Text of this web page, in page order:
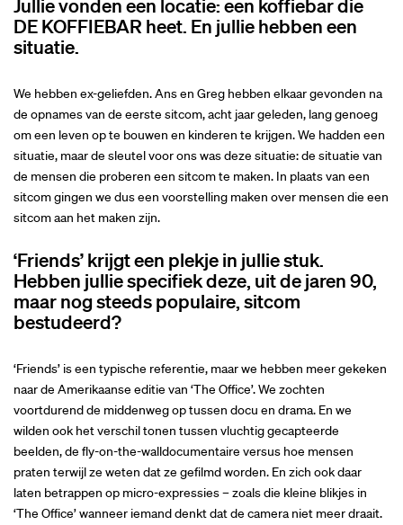
Jullie vonden een locatie: een koffiebar die
DE KOFFIEBAR heet. En jullie hebben een
situatie.
We hebben ex-geliefden. Ans en Greg hebben elkaar gevonden na
de opnames van de eerste sitcom, acht jaar geleden, lang genoeg
om een leven op te bouwen en kinderen te krijgen. We hadden een
situatie, maar de sleutel voor ons was deze situatie: de situatie van
de mensen die proberen een sitcom te maken. In plaats van een
sitcom gingen we dus een voorstelling maken over mensen die een
sitcom aan het maken zijn.
‘Friends’ krijgt een plekje in jullie stuk.
Hebben jullie specifiek deze, uit de jaren 90,
maar nog steeds populaire, sitcom
bestudeerd?
‘Friends’ is een typische referentie, maar we hebben meer gekeken
naar de Amerikaanse editie van ‘The Office’. We zochten
voortdurend de middenweg op tussen docu en drama. En we
wilden ook het verschil tonen tussen vluchtig gecapteerde
beelden, de fly-on-the-walldocumentaire versus hoe mensen
praten terwijl ze weten dat ze gefilmd worden. En zich ook daar
laten betrappen op micro-expressies – zoals die kleine blikjes in
‘The Office’ wanneer iemand denkt dat de camera niet meer draait.